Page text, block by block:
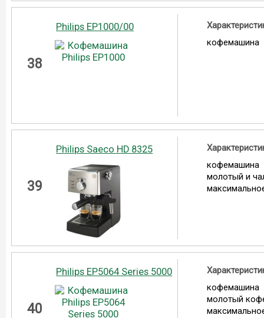
38
Philips EP1000/00
кофемашина
39
Philips Saeco HD 8325
кофемашина
молотый и
40
Philips EP5064 Series 5000
кофемашина
молотый